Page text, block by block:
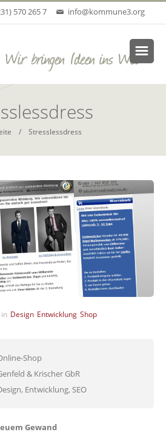
570 265 7 info@kommune3.org
/ Stresslessdress
in Design Entwicklung Shop
Shop
& Krischer GbR
Entwicklung, SEO
Gewand